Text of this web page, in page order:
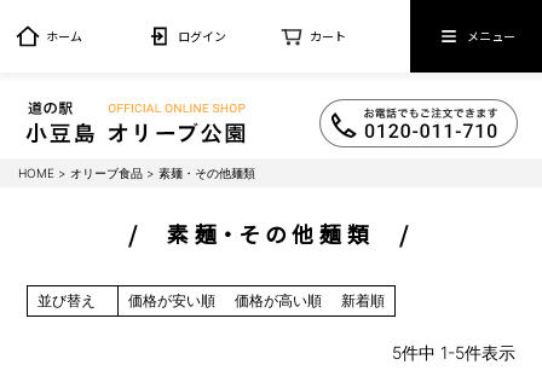
ホーム ログイン カート メニュー
HOME オリーブ食品 素麺・その他麺類
素麺・その他麺類
並び替え 価格が安い順 価格が高い順 新着順
5件中 1-5件表示